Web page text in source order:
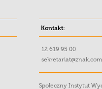
Kontakt:
12 619 95 00
Społeczny Instytut